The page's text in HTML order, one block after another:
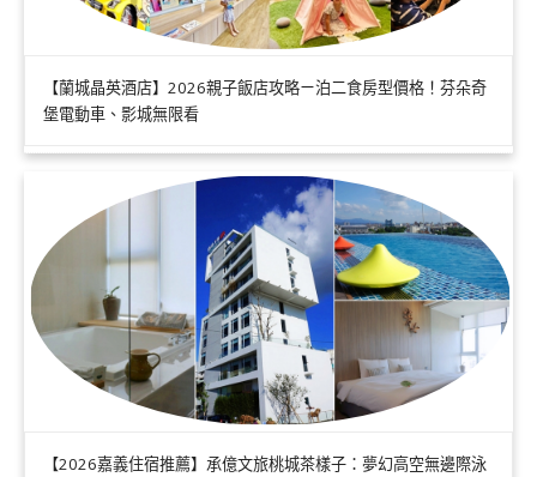
【蘭城晶英酒店】2026親子飯店攻略ㄧ泊二食房型價格！芬朵奇
堡電動車、影城無限看
【2026嘉義住宿推薦】承億文旅桃城茶樣子：夢幻高空無邊際泳